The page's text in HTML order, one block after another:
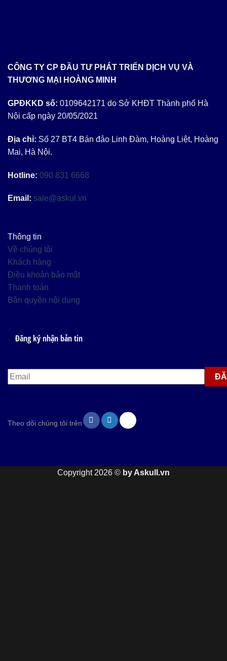
CÔNG TY CP ĐẦU TƯ PHÁT TRIỂN DỊCH VỤ VÀ
THƯƠNG MẠI HOÀNG MINH
GPĐKKD số: 0109642171 do Sở KHĐT Thành phố Hà
Nội cấp ngày 20/05/2021
Địa chỉ: Số 27 BT4 Bán đảo Linh Đàm, Hoàng Liệt, Hoàng
Mai, Hà Nội.
Hotline: 090 831 6668
Email: sale@askul.vn
Thông tin
Về chúng tôi
Khách hàng
Điều khoản bảo mật
Thanh toán
Bản quyền nội dung
Đăng ký nhận bản tin
Theo dõi chúng tôi trên
Copyright 2026 © by Askull.vn